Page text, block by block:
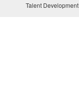
Talent Development